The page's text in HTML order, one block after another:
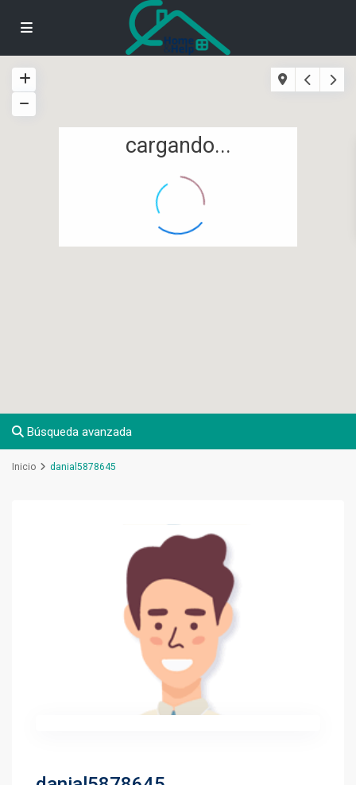
cargando...
Búsqueda avanzada
Inicio danial5878645